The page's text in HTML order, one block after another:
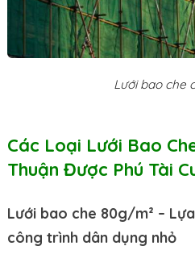
Lưới bao che
Các Loại Lưới Bao
Thuận Được Phú Tài
Lưới bao che 80g/m² –
công trình dân dụng nhỏ